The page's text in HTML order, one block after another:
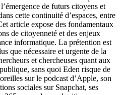
de futurs citoyens et
cette continuité d’espaces, entre
article expose des fondamentaux
de citoyenneté et des enjeux
informatique. La prétention est
que nécessaire et urgente de la
et chercheuses quant aux
sans quoi Eden risque de
sur le podcast d’Apple, son
sociales sur Snapchat, ses